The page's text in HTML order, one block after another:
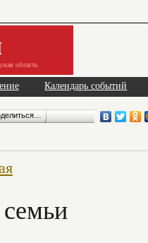
область
Календарь событий